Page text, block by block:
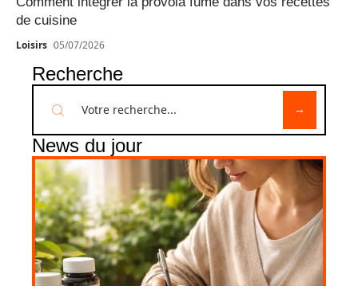
de cuisine
Loisirs 05/07/2026
Recherche
News du jour